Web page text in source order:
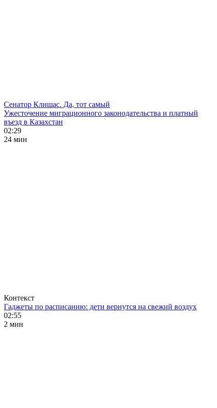
Сенатор Клишас. Да, тот самый
Ужесточение миграционного законодательства и платный
въезд в Казахстан
02:29
24 мин
Контекст
Гаджеты по расписанию: дети вернутся на свежий воздух
02:55
2 мин